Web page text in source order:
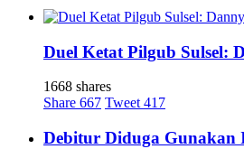
Duel Ketat Pilgub Sulsel:
1668 shares
Share 667 Tweet 417
Debitur Diduga Gunakan